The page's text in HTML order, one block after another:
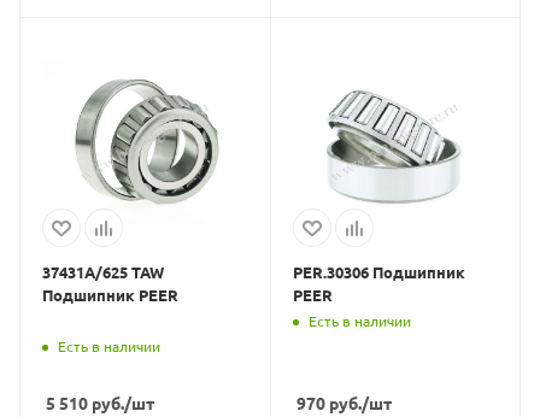
37431A/625 TAW
Подшипник PEER
Есть в наличии
5 510 руб./шт
PER.30306 Подшипник
PEER
Есть в наличии
970руб./шт